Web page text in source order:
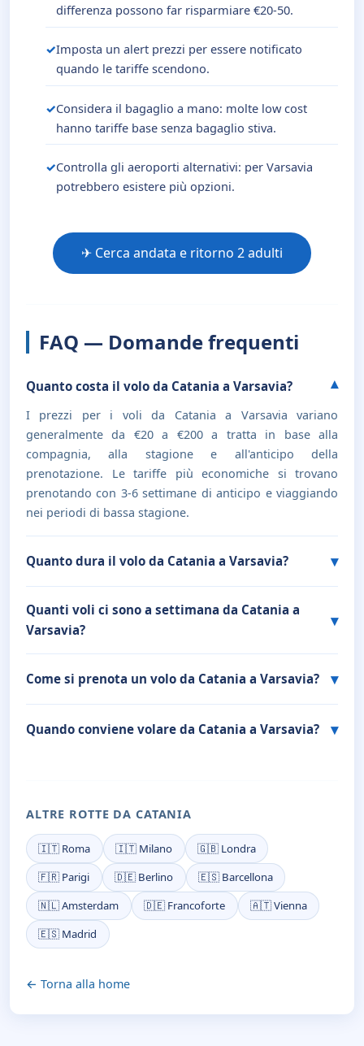
differenza possono far risparmiare €20-50.
Imposta un alert prezzi per essere notificato
quando le tariffe scendono.
Considera il bagaglio a mano: molte low cost
hanno tariffe base senza bagaglio stiva.
Controlla gli aeroporti alternativi: per Varsavia
potrebbero esistere più opzioni.
✈ Cerca andata e ritorno 2 adulti
FAQ — Domande frequenti
Quanto costa il volo da Catania a Varsavia?
I prezzi per i voli da Catania a Varsavia variano
generalmente da €20 a €200 a tratta in base alla
compagnia, alla stagione e all'anticipo della
prenotazione. Le tariffe più economiche si trovano
prenotando con 3-6 settimane di anticipo e viaggiando
nei periodi di bassa stagione.
Quanto dura il volo da Catania a Varsavia?
Quanti voli ci sono a settimana da Catania a
Varsavia?
Come si prenota un volo da Catania a Varsavia?
Quando conviene volare da Catania a Varsavia?
ALTRE ROTTE DA CATANIA
🇮🇹 Roma 🇮🇹 Milano
🇬🇧 Londra
🇫🇷 Parigi
🇩🇪 Berlino
🇪🇸 Barcellona
🇳🇱 Amsterdam
🇩🇪 Francoforte
🇦🇹 Vienna
🇪🇸 Madrid
← Torna alla home